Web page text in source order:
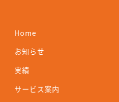
Home
お知らせ
実績
サービス案内